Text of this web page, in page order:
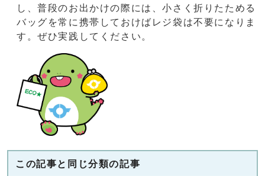
し、普段のお出かけの際には、小さく折りたためる
バッグを常に携帯しておけばレジ袋は不要になりま
す。ぜひ実践してください。
この記事と同じ分類の記事